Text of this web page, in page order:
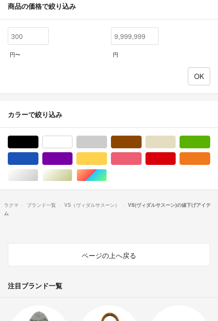
商品の価格で絞り込み
円〜 円
カラーで絞り込み
シルバー/銀色系ゴールド/金色系マルチカラー
ラクマ ブランド一覧 VS（ヴィダルサスーン）
VS(ヴィダルサスーン)の値下げアイテ
ム
ページの上へ戻る
注目ブランド一覧